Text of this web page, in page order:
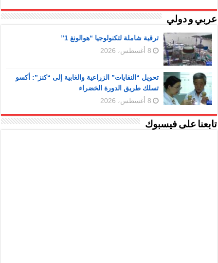
عربي و دولي
ترقية شاملة لتكنولوجيا “هوالونغ 1”
8 أغسطس، 2026
تحويل “النفايات” الزراعية والغابية إلى “كنز”: أكسو
تسلك طريق الدورة الخضراء
8 أغسطس، 2026
تابعنا على فيسبوك